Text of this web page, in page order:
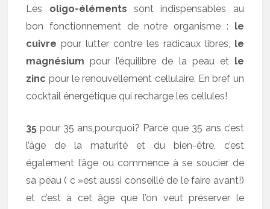
Les oligo-éléments sont indispensables au
bon fonctionnement de notre organisme : le
cuivre pour lutter contre les radicaux libres, le
magnésium pour l’équilibre de la peau et le
zinc pour le renouvellement cellulaire. En bref un
cocktail énergétique qui recharge les cellules!
35 pour 35 ans,pourquoi? Parce que 35 ans c’est
l’âge de la maturité et du bien-être, c’est
également l’âge ou commence à se soucier de
sa peau ( c »est aussi conseillé de le faire avant!)
et c’est à cet âge que l’on veut préserver le